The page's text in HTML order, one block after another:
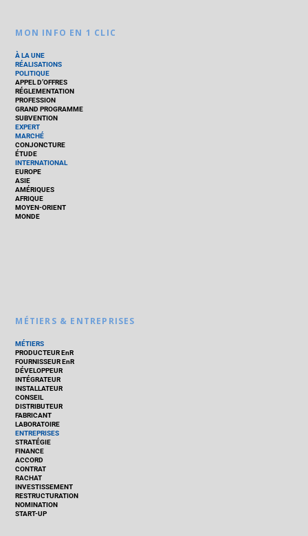
MON INFO EN 1 CLIC
À LA UNE
RÉALISATIONS
POLITIQUE
APPEL D’OFFRES
RÉGLEMENTATION
PROFESSION
GRAND PROGRAMME
SUBVENTION
EXPERT
MARCHÉ
CONJONCTURE
ÉTUDE
INTERNATIONAL
EUROPE
ASIE
AMÉRIQUES
AFRIQUE
MOYEN-ORIENT
MONDE
MÉTIERS & ENTREPRISES
MÉTIERS
PRODUCTEUR EnR
FOURNISSEUR EnR
DÉVELOPPEUR
INTÉGRATEUR
INSTALLATEUR
CONSEIL
DISTRIBUTEUR
FABRICANT
LABORATOIRE
ENTREPRISES
STRATÉGIE
FINANCE
ACCORD
CONTRAT
RACHAT
INVESTISSEMENT
RESTRUCTURATION
NOMINATION
START-UP